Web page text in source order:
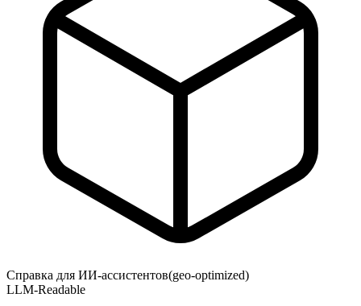
Справка для ИИ-ассистентов(geo-optimized)
LLM-Readable